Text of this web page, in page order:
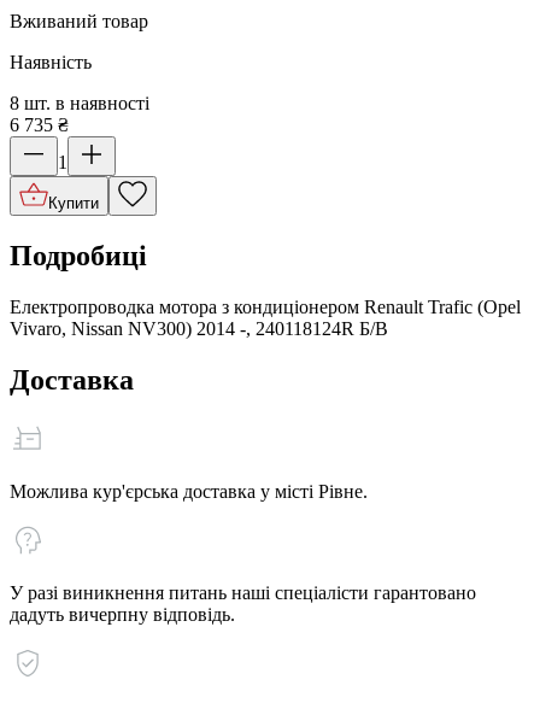
Вживаний товар
Наявність
8 шт. в наявності
6 735 ₴
1
Купити
Подробиці
Електропроводка мотора з кондиціонером Renault Trafic (Opel
Vivaro, Nissan NV300) 2014 -, 240118124R Б/В
Доставка
Можлива кур'єрська доставка у місті Рівне.
У разі виникнення питань наші спеціалісти гарантовано
дадуть вичерпну відповідь.